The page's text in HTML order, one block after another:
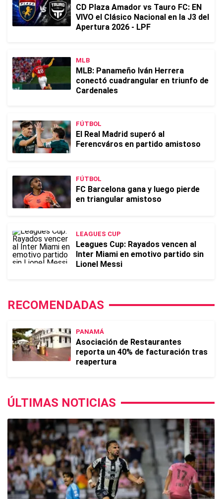
CD Plaza Amador vs Tauro FC: EN
VIVO el Clásico Nacional en la J3 del
Apertura 2026 - LPF
MLB
MLB: Panameño Iván Herrera
conectó cuadrangular en triunfo de
Cardenales
FÚTBOL
El Real Madrid superó al
Ferencváros en partido amistoso
FÚTBOL
FC Barcelona gana y luego pierde
en triangular amistoso
LEAGUES CUP
Leagues Cup: Rayados vencen al
Inter Miami en emotivo partido sin
Lionel Messi
RECOMENDADAS
PANAMÁ
Asociación de Restaurantes
reporta un 40% de facturación tras
reapertura
ÚLTIMAS NOTICIAS